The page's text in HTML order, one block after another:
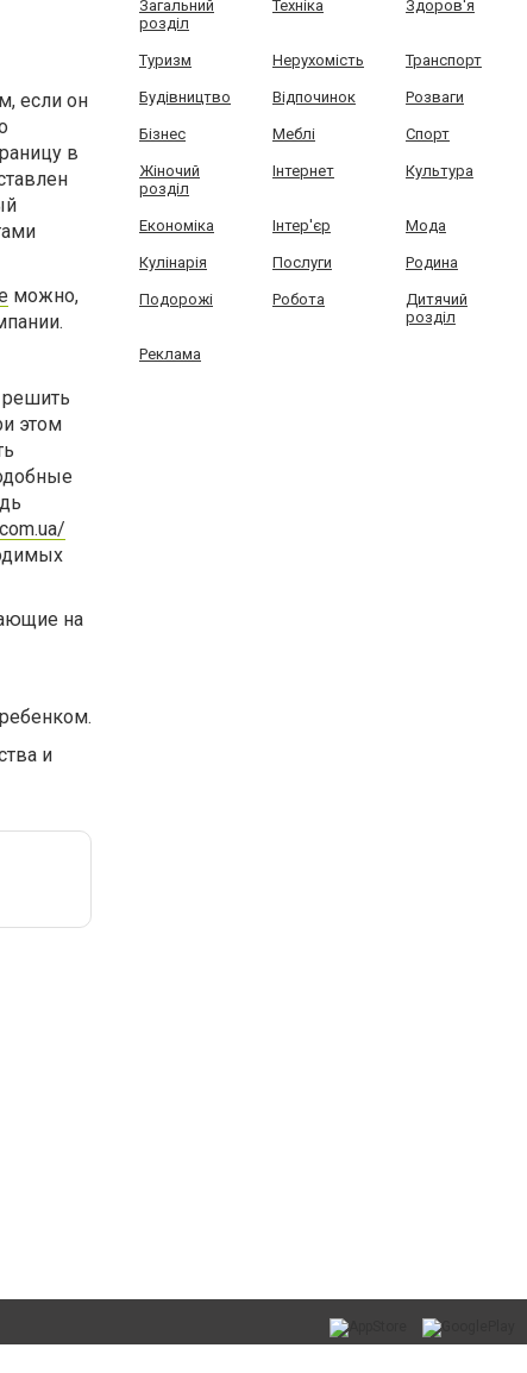
если он
в
можно,
решить
этом
на
и
Загальний
розділ
Техніка Здоров'я
Туризм Нерухомість Транспорт
Будівництво Відпочинок Розваги
Бізнес Меблі Спорт
Жіночий
розділ
Інтернет Культура
Економіка Інтер'єр Мода
Кулінарія Послуги Родина
Подорожі Робота
Дитячий
розділ
Реклама